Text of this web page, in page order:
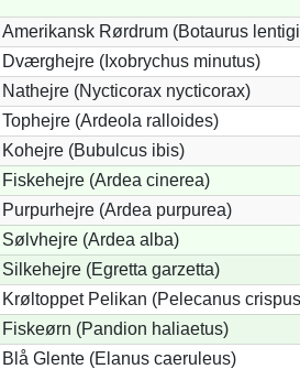
Amerikansk Rørdrum (Botaurus
Dværghejre (Ixobrychus minutus)
Nathejre (Nycticorax nycticorax)
Tophejre (Ardeola ralloides)
Kohejre (Bubulcus ibis)
Fiskehejre (Ardea cinerea)
Purpurhejre (Ardea purpurea)
Sølvhejre (Ardea alba)
Silkehejre (Egretta garzetta)
Krøltoppet Pelikan (Pelecanus
Fiskeørn (Pandion haliaetus)
Blå Glente (Elanus caeruleus)